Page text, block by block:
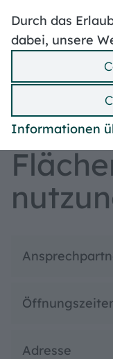
Durch das
dabei, unsere
Informationen
Stellenangebote
Mängelmelder
Ummeldung
Bebauungspläne
Politik &
Bauen & Wohnen
Adresse